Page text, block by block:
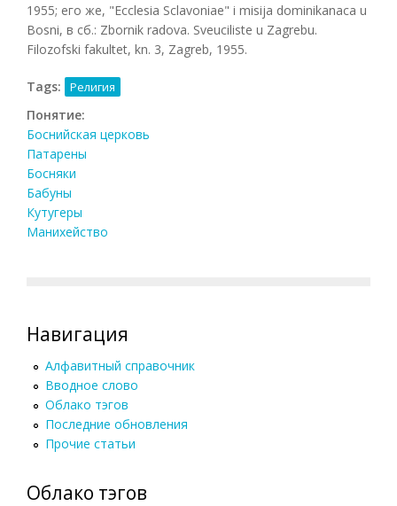
1955; его же, "Ecclesia Sclavoniae" i misija dominikanaca u
Bosni, в сб.: Zbornik radova. Sveuciliste u Zagrebu.
Filozofski fakultet, kn. 3, Zagreb, 1955.
Tags: Религия
Понятие:
Боснийская церковь
Патарены
Босняки
Бабуны
Кутугеры
Манихейство
Навигация
Алфавитный справочник
Вводное слово
Облако тэгов
Последние обновления
Прочие статьи
Облако тэгов